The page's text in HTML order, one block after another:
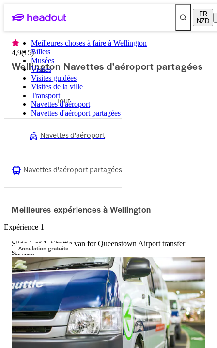
FR
NZD
Meilleures choses à faire à Wellington
Billets
Musées
Visites
Visites guidées
Visites de la ville
Transport
Navettes d'aéroport
Navettes d'aéroport partagées
4,9(15)
Wellington Navettes d'aéroport partagées
Tout
Navettes d'aéroport
Navettes d'aéroport partagées
Meilleures expériences à Wellington
Expérience 1
Annulation gratuite
Slide 1 of 1, Shuttle van for Queenstown Airport transfer
service.